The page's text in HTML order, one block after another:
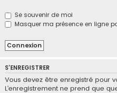
Se souvenir de moi
Masquer ma présence en ligne
S’ENREGISTRER
Vous devez être enregistré pour
L’enregistrement ne prend que